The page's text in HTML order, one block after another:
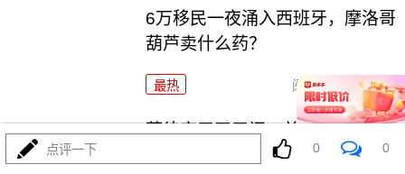
6万移民一夜涌入西班牙，摩洛哥
葫芦卖什么药？
最热 阅读 7602
菲律宾五天三闹，美航母压阵，
布林肯说了大实话
点评一下 0 0